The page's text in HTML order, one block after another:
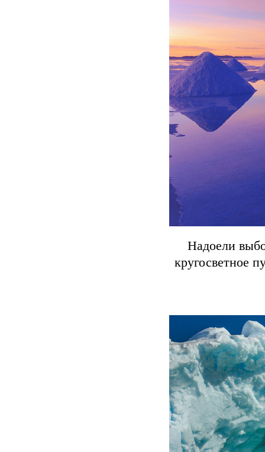
Надоели
кругосветное